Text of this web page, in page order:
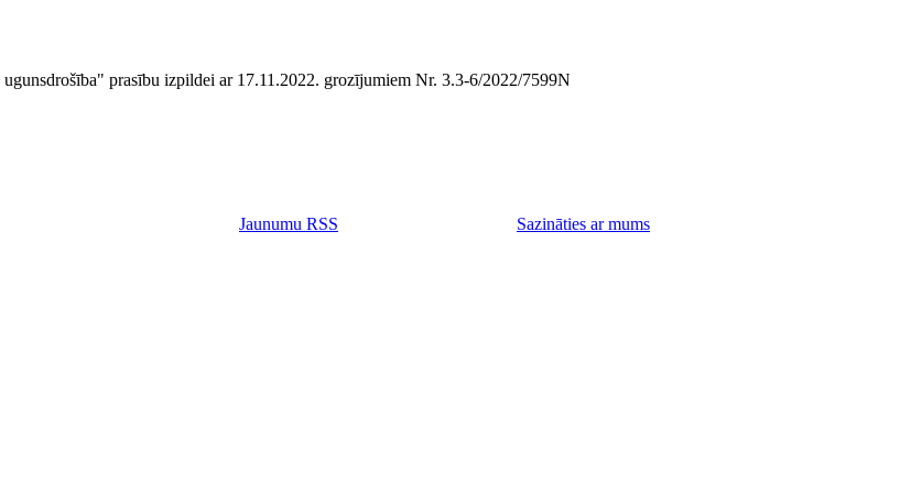
prasību izpildei ar 17.11.2022. grozījumiem Nr. 3.3-6/2022/7599N
Jaunumu RSS
Sazināties ar mums